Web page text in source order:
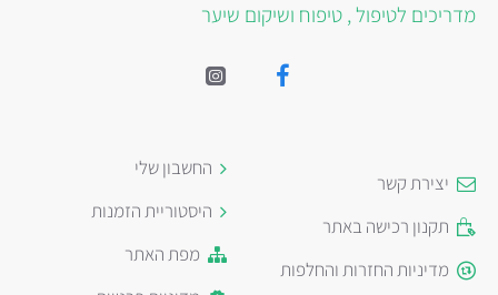
מדריכים לטיפול , טיפוח ושיקום שיער
יצירת קשר
תקנון רכישה באתר
מדיניות החזרות והחלפות
החשבון שלי
היסטוריית הזמנות
מפת האתר